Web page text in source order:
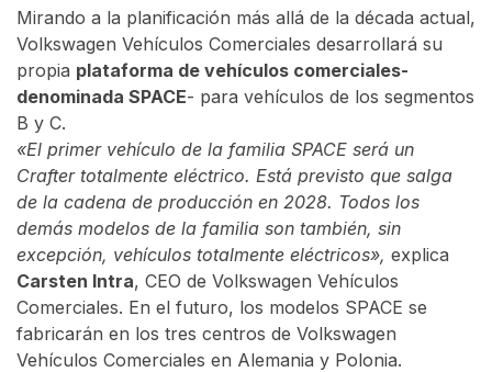
Mirando a la planificación más allá de la década actual,
Volkswagen Vehículos Comerciales desarrollará su
propia plataforma de vehículos comerciales-
denominada SPACE- para vehículos de los segmentos
B y C.
«El primer vehículo de la familia SPACE será un
Crafter totalmente eléctrico. Está previsto que salga
de la cadena de producción en 2028. Todos los
demás modelos de la familia son también, sin
excepción, vehículos totalmente eléctricos», explica
Carsten Intra, CEO de Volkswagen Vehículos
Comerciales. En el futuro, los modelos SPACE se
fabricarán en los tres centros de Volkswagen
Vehículos Comerciales en Alemania y Polonia.